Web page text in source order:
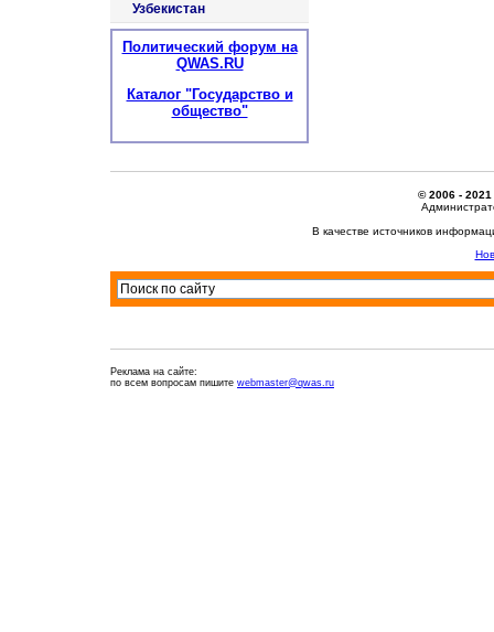
Узбекистан
Политический форум на
QWAS.RU
Каталог "Государство и
общество"
© 2006 - 2021
В качестве источников
Реклама на сайте:
по всем вопросам пишите webmaster@qwas.ru